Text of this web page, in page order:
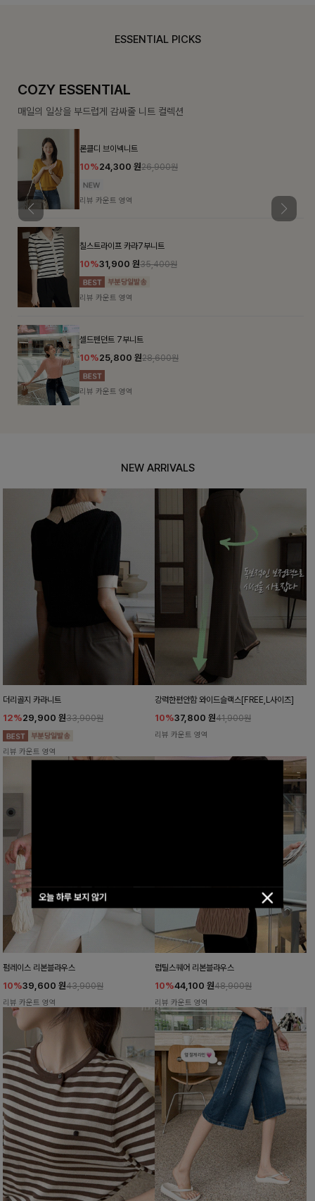
오늘 하루 보지 않기
ESSENTIAL PICKS
COZY ESSENTIAL
매일의 일상을 부드럽게 감싸줄 니트 컬렉션
론클디 브이넥니트
10%24,300원26,900원
리뷰 카운트 영역
칠스트라이프 카라7부니트
10%31,900원35,400원
리뷰 카운트 영역
셀드펜던트 7부니트
10%25,800원28,600원
리뷰 카운트 영역
NEW ARRIVALS
더리골지 카라니트
12%29,900 원33,900원
리뷰 카운트 영역
강력한편안함 와이드슬랙스[FREE,L사이즈]
10%37,800 원41,900원
리뷰 카운트 영역
펌레이스 리본블라우스
10%39,600 원43,900원
리뷰 카운트 영역
럽틸스퀘어 리본블라우스
10%44,100 원48,900원
리뷰 카운트 영역